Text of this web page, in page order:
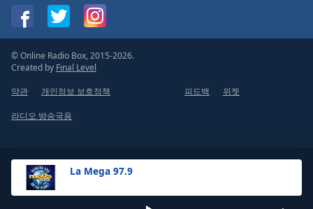
La Mega 97.9
© Online Radio Box, 2015-2026.
Created by Final Level
약관
개인정보 보호정책 피드백 위젯
라디오 방송국용